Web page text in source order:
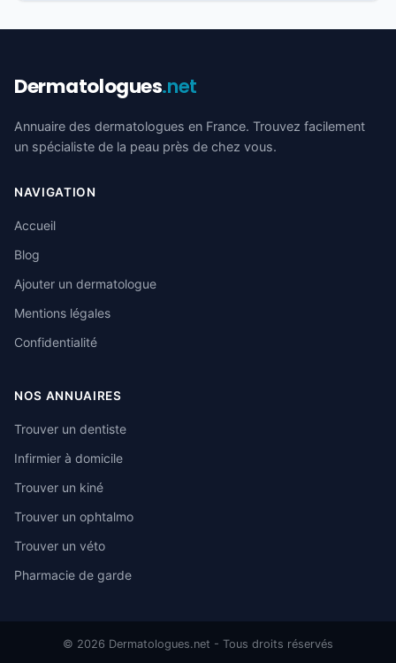
Dermatologues.net
Annuaire des dermatologues en France. Trouvez facilement
un spécialiste de la peau près de chez vous.
NAVIGATION
Accueil
Blog
Ajouter un dermatologue
Mentions légales
Confidentialité
NOS ANNUAIRES
Trouver un dentiste
Infirmier à domicile
Trouver un kiné
Trouver un ophtalmo
Trouver un véto
Pharmacie de garde
© 2026 Dermatologues.net - Tous droits réservés